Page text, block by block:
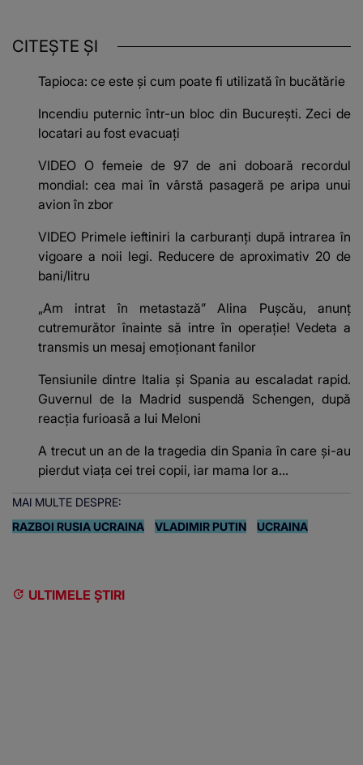
CITEȘTE ȘI
Tapioca: ce este și cum poate fi utilizată în bucătărie
Incendiu puternic într-un bloc din București. Zeci de
locatari au fost evacuați
VIDEO O femeie de 97 de ani doboară recordul
mondial: cea mai în vârstă pasageră pe aripa unui
avion în zbor
VIDEO Primele ieftiniri la carburanți după intrarea în
vigoare a noii legi. Reducere de aproximativ 20 de
bani/litru
„Am intrat în metastază” Alina Pușcău, anunț
cutremurător înainte să intre în operație! Vedeta a
transmis un mesaj emoționant fanilor
Tensiunile dintre Italia și Spania au escaladat rapid.
Guvernul de la Madrid suspendă Schengen, după
reacția furioasă a lui Meloni
A trecut un an de la tragedia din Spania în care și-au
pierdut viața cei trei copii, iar mama lor a…
MAI MULTE DESPRE:
RAZBOI RUSIA UCRAINA
VLADIMIR PUTIN UCRAINA
ULTIMELE ȘTIRI